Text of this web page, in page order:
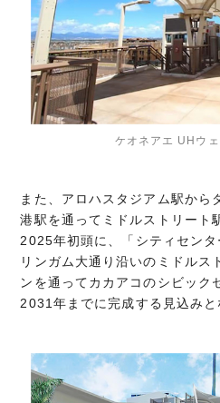
ケオネアエ UHウ
また、アロハスタジアム駅から
港駅を通ってミドルストリート
2025年初頭に、「シティセン
リンガム大通り沿いのミドルス
ンを通ってカカアコのシビック
2031年までに完成する見込みと